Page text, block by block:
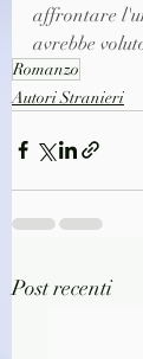
affrontare
avrebbe
Romanzo
Autori Stranieri
Post recenti